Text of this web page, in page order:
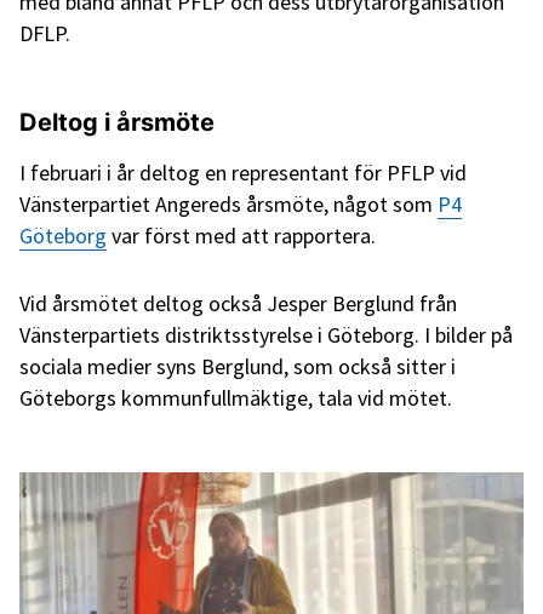
DFLP.
Deltog i årsmöte
I februari i år deltog en representant för PFLP vid
Vänsterpartiet Angereds årsmöte, något som P4
Göteborg var först med att rapportera.
Vid årsmötet deltog också Jesper Berglund från
Vänsterpartiets distriktsstyrelse i Göteborg. I bilder på
sociala medier syns Berglund, som också sitter i
Göteborgs kommunfullmäktige, tala vid mötet.